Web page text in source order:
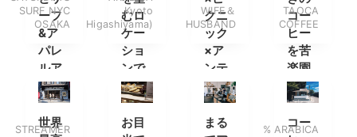
ーフ
&ア
パレ
ルア
イテ
ムを
楽し
SURF NYC
OSAKA
むロ
ケー
ショ
ンで
最高
のラ
テを
Kyoto
Higashiyama)
クニ
ック
×ア
ンテ
ィー
ク
WIFE＆
HUSBAND
コー
ヒー
を苦
楽園
で
TAOCA
COFFEE
世界
STREAMER
お目
まる
コー
% ARABICA